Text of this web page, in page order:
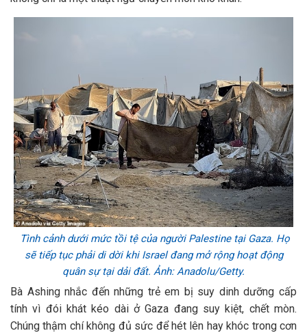
Tình cảnh dưới mức tồi tệ của người Palestine tại Gaza. Họ
sẽ tiếp tục phải di dời khi Israel đang mở rộng hoạt động
quân sự tại dải đất. Ảnh: Anadolu/Getty.
Bà Ashing nhắc đến những trẻ em bị suy dinh dưỡng cấp
tính vì đói khát kéo dài ở Gaza đang suy kiệt, chết mòn.
Chúng thậm chí không đủ sức để hét lên hay khóc trong cơn